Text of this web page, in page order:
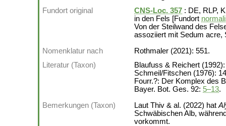
Fundort original
CNS-Loc. 357 : DE, RLP,
in den Fels [Fundort
Von der Steilwand des
assoziiert mit Sedum acre,
Nomenklatur nach
Rothmaler (2021): 551.
Literatur (Taxon)
Blaufuss & Reichert
Schmeil/Fitschen (1976):
Fourr.?: Der Komplex des
Bayer. Bot. Ges. 92: 5–13.
Bemerkungen (Taxon)
Laut Thiv & al. (2022) hat
Schwäbischen Alb,
vorkommt.